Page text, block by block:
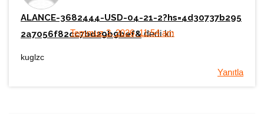
ALANCE-3682444-USD-04-21-2?hs=4d30737b295
2a7056f82cc7bd29b9bef& dedi ki:
Temmuz 3, 2026, 11:54 am
kuglzc
Yanıtla